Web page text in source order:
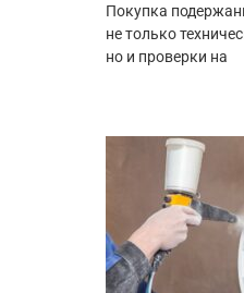
Покупка
не только
но и проверки на